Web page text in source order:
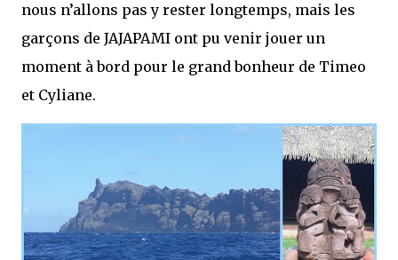
nous n’allons pas y rester longtemps, mais les
garçons de JAJAPAMI ont pu venir jouer un
moment à bord pour le grand bonheur de Timeo
et Cyliane.